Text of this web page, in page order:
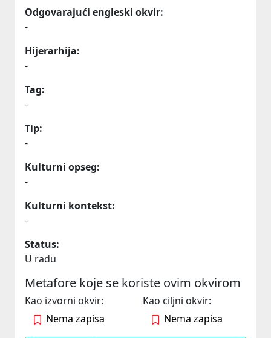
Odgovarajući engleski okvir:
-
Hijerarhija:
-
Tag:
-
Tip:
-
Kulturni opseg:
-
Kulturni kontekst:
-
Status:
U radu
Metafore koje se koriste ovim okvirom
Kao izvorni okvir:
Nema zapisa
Kao ciljni okvir:
Nema zapisa